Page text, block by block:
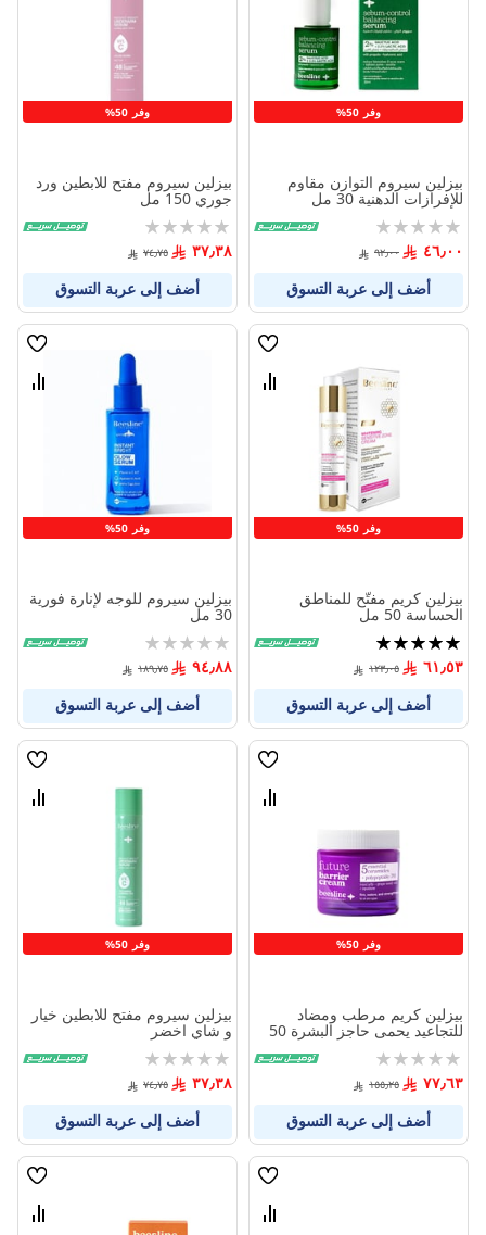
وفر 50%
بيزلين سيروم التوازن مقاوم
للإفرازات الدهنية 30 مل
Rating:
٤٦٫٠٠ ٩٢٫٠٠
أضف إلى عربة التسوق
وفر 50%
بيزلين سيروم مفتح للابطين ورد
جوري 150 مل
Rating:
0%
٣٧٫٣٨ ٧٤٫٧٥
أضف إلى عربة التسوق
وفر 50%
قائمة
قارن
بيزلين كريم مفتّح للمناطق
الحساسة 50 مل
تقييم:
100%
٦١٫٥٣ ١٢٣٫٠٥
أضف إلى عربة التسوق
وفر 50%
قائمة
قارن
بيزلين سيروم للوجه لإنارة فورية
30 مل
Rating:
0%
٩٤٫٨٨ ١٨٩٫٧٥
أضف إلى عربة التسوق
وفر 50%
قائمة
قارن
بيزلين كريم مرطب ومضاد
للتجاعيد يحمى حاجز البشرة 50
Rating:
0%
٧٧٫٦٣ ١٥٥٫٢٥
أضف إلى عربة التسوق
وفر 50%
قائمة
قارن
بيزلين سيروم مفتح للابطين خيار
و شاي اخضر
Rating:
0%
٣٧٫٣٨ ٧٤٫٧٥
أضف إلى عربة التسوق
قائمة
قارن
قائمة
قارن